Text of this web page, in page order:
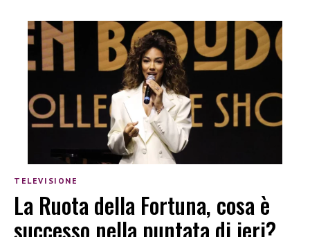
TELEVISIONE
La Ruota della Fortuna, cosa è
successo nella puntata di ieri?